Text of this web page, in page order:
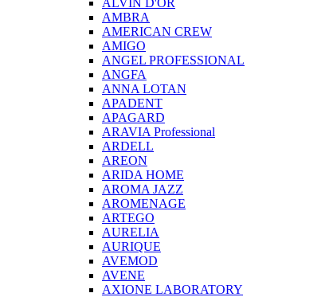
ALVIN D'OR
AMBRA
AMERICAN CREW
AMIGO
ANGEL PROFESSIONAL
ANGFA
ANNA LOTAN
APADENT
APAGARD
ARAVIA Professional
ARDELL
AREON
ARIDA HOME
AROMA JAZZ
AROMENAGE
ARTEGO
AURELIA
AURIQUE
AVEMOD
AVENE
AXIONE LABORATORY